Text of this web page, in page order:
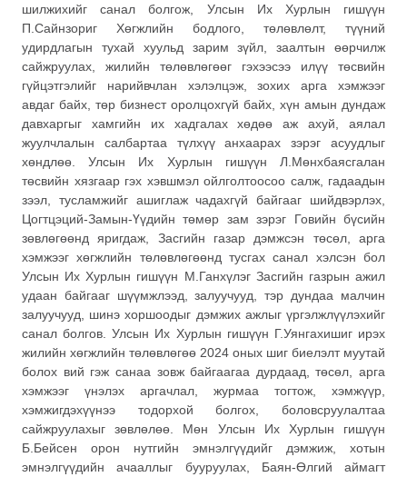
шилжихийг санал болгож, Улсын Их Хурлын гишүүн
П.Сайнзориг Хөгжлийн бодлого, төлөвлөлт, түүний
удирдлагын тухай хуульд зарим зүйл, заалтын өөрчилж
сайжруулах, жилийн төлөвлөгөөг гэхээсээ илүү төсвийн
гүйцэтгэлийг нарийвчлан хэлэлцэж, зохих арга хэмжээг
авдаг байх, төр бизнест оролцохгүй байх, хүн амын дундаж
давхаргыг хамгийн их хадгалах хөдөө аж ахуй, аялал
жуулчлалын салбартаа түлхүү анхаарах зэрэг асуудлыг
хөндлөө. Улсын Их Хурлын гишүүн Л.Мөнхбаясгалан
төсвийн хязгаар гэх хэвшмэл ойлголтоосоо салж, гадаадын
зээл, тусламжийг ашиглаж чадахгүй байгааг шийдвэрлэх,
Цогтцэций-Замын-Үүдийн төмөр зам зэрэг Говийн бүсийн
зөвлөгөөнд яригдаж, Засгийн газар дэмжсэн төсөл, арга
хэмжээг хөгжлийн төлөвлөгөөнд тусгах санал хэлсэн бол
Улсын Их Хурлын гишүүн М.Ганхүлэг Засгийн газрын ажил
удаан байгааг шүүмжлээд, залуучууд, тэр дундаа малчин
залуучууд, шинэ хоршоодыг дэмжих ажлыг үргэлжлүүлэхийг
санал болгов. Улсын Их Хурлын гишүүн Г.Уянгахишиг ирэх
жилийн хөгжлийн төлөвлөгөө 2024 оных шиг биелэлт муутай
болох вий гэж санаа зовж байгаагаа дурдаад, төсөл, арга
хэмжээг үнэлэх аргачлал, журмаа тогтож, хэмжүүр,
хэмжигдэхүүнээ тодорхой болгох, боловсруулалтаа
сайжруулахыг зөвлөлөө. Мөн Улсын Их Хурлын гишүүн
Б.Бейсен орон нутгийн эмнэлгүүдийг дэмжиж, хотын
эмнэлгүүдийн ачааллыг бууруулах, Баян-Өлгий аймагт